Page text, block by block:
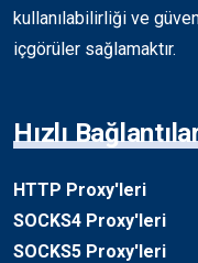
kullanılabilirliği ve
içgörüler sağlamaktır.
Hızlı
HTTP Proxy'leri
SOCKS4 Proxy'leri
SOCKS5 Proxy'leri